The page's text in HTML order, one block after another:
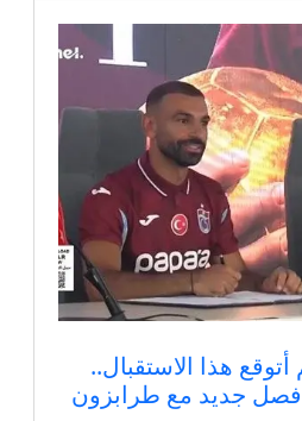
هذا الاستقبال..
جديد مع طرابزون